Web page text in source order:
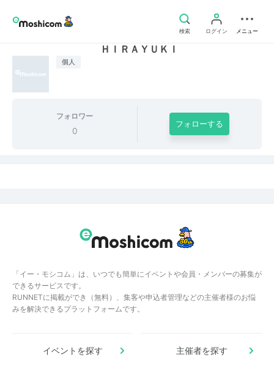
検索 ログイン メニュー
個人
ＨＩＲＡＹＵＫＩ
フォロワー
0
フォローする
「イー・モシコム」は、いつでも簡単にイベントや会員・メンバーの募集が
できるサービスです。
RUNNETに掲載ができ（無料）、集客や申込者管理などの主催者様のお悩
みを解決できるプラットフォームです。
イベントを探す 主催者を探す